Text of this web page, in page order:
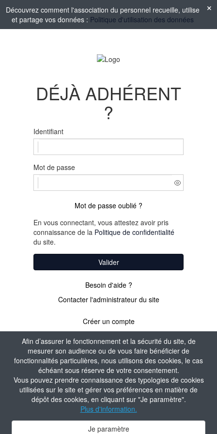
Afin d’assurer le fonctionnement et la sécurité du site, de
mesurer son audience ou de vous faire bénéficier de
fonctionnalités particulières, nous utilisons des cookies, le cas
échéant sous réserve de votre consentement.
Vous pouvez prendre connaissance des typologies de cookies
utilisées sur le site et gérer vos préférences en matière de
dépôt des cookies, en cliquant sur "Je paramètre".
Plus d'information.
Je paramètre
Découvrez comment l'association du personnel recueille, utilise
et partage vos données : Politique d'utilisation des données
DÉJÀ ADHÉRENT
?
Identifiant
Mot de passe
Mot de passe oublié ?
En vous connectant, vous attestez avoir pris
connaissance de la Politique de confidentialité
du site.
Valider
Besoin d'aide ?
Contacter l'administrateur du site
Créer un compte
PAS ENCORE
ADHÉRENT ?
Valider
Contacter l'administrateur du site